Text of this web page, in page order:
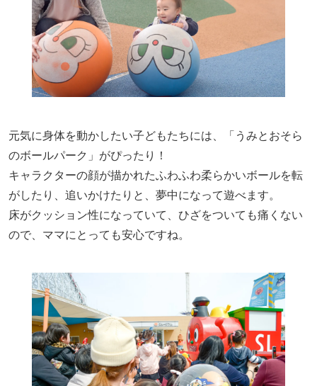
元気に身体を動かしたい子どもたちには、「うみとおそら
のボールパーク」がぴったり！
キャラクターの顔が描かれたふわふわ柔らかいボールを転
がしたり、追いかけたりと、夢中になって遊べます。
床がクッション性になっていて、ひざをついても痛くない
ので、ママにとっても安心ですね。